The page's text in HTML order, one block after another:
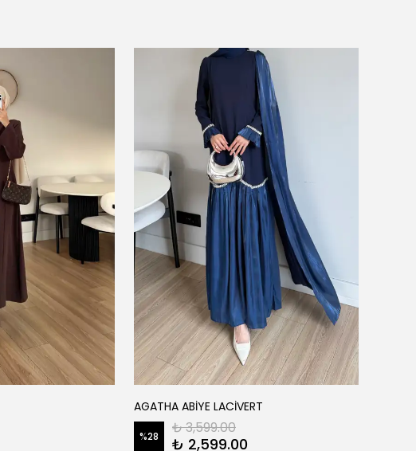
AGATHA ABİYE LACİVERT
%28 ₺ 3,599.00
₺ 2,599.00